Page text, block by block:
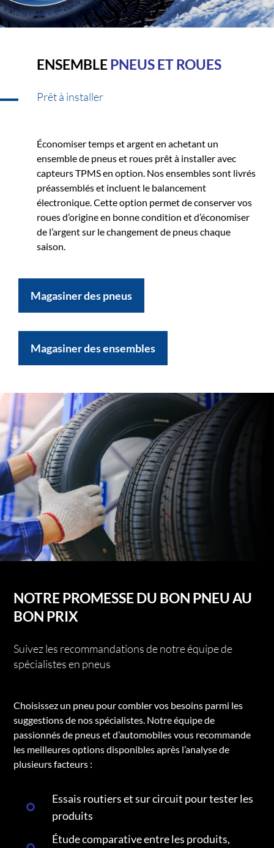
ENSEMBLEPNEUS ET ROUES
Prêt à installer
Économiser temps et argent en achetant un
ensemble de pneus et roues prêt à installer avec
capteurs TPMS en option. Nos ensembles sont livrés
préassemblés et incluent le balancement
électronique. Cette option permet de conserver vos
roues d’origine en bonne condition et d’économiser
de l’argent sur le changement de pneus chaque
saison.
Magasiner des pneus
Magasiner des ensembles
NOTRE PROMESSE DU BON PNEU AU
BON PRIX
Suivez les recommandations de notre équipe de
spécialistes en pneus
Choisissez un pneu pour combler vos besoins parmi les
suggestions de nos spécialistes. Notre équipe de
passionnés de pneus et d’automobiles vous recommande
les meilleures options disponibles après l’analyse de
plusieurs facteurs :
Essais routiers et sur circuit pour tester les
produits
Étude comparative entre les produits,